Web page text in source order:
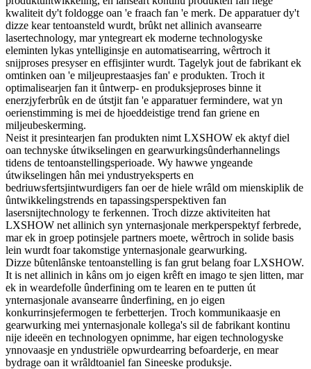
kwaliteit dy't foldogge oan 'e fraach fan 'e merk. De apparatuer dy't
dizze kear tentoansteld wurdt, brûkt net allinich avansearre
lasertechnology, mar yntegreart ek moderne technologyske
eleminten lykas yntelliginsje en automatisearring, wêrtroch it
snijproses presyser en effisjinter wurdt. Tagelyk jout de fabrikant ek
omtinken oan 'e miljeuprestaasjes fan' e produkten. Troch it
optimalisearjen fan it ûntwerp- en produksjeproses binne it
enerzjyferbrûk en de útstjit fan 'e apparatuer fermindere, wat yn
oerienstimming is mei de hjoeddeistige trend fan griene en
miljeubeskerming.
Neist it presintearjen fan produkten nimt LXSHOW ek aktyf diel
oan technyske útwikselingen en gearwurkingsûnderhannelings
tidens de tentoanstellingsperioade. Wy hawwe yngeande
útwikselingen hân mei yndustryeksperts en
bedriuwsfertsjintwurdigers fan oer de hiele wrâld om mienskiplik de
ûntwikkelingstrends en tapassingsperspektiven fan
lasersnijtechnology te ferkennen. Troch dizze aktiviteiten hat
LXSHOW net allinich syn ynternasjonale merkperspektyf ferbrede,
mar ek in groep potinsjele partners moete, wêrtroch in solide basis
lein wurdt foar takomstige ynternasjonale gearwurking.
Dizze bûtenlânske tentoanstelling is fan grut belang foar LXSHOW.
It is net allinich in kâns om jo eigen krêft en imago te sjen litten, mar
ek in weardefolle ûnderfining om te learen en te putten út
ynternasjonale avansearre ûnderfining, en jo eigen
konkurrinsjefermogen te ferbetterjen. Troch kommunikaasje en
gearwurking mei ynternasjonale kollega's sil de fabrikant kontinu
nije ideeën en technologyen opnimme, har eigen technologyske
ynnovaasje en yndustriële opwurdearring befoarderje, en mear
bydrage oan it wrâldtoaniel fan Sineeske produksje.